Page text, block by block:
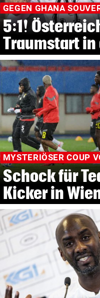
GEGEN GHANA
5:1!
Traumstart in
MYSTERIÖSER COUP
Schock für
Kicker in